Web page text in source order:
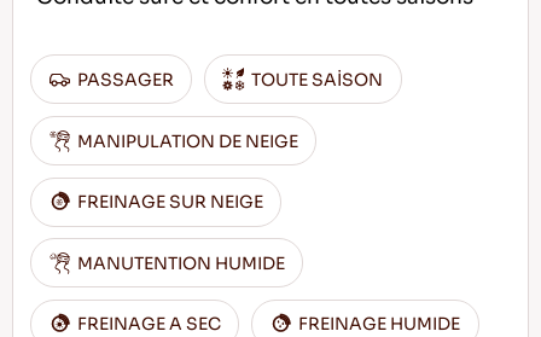
PASSAGER TOUTE SAİSON
MANIPULATION DE NEIGE
FREINAGE SUR NEIGE
MANUTENTION HUMIDE
FREINAGE A SEC FREINAGE HUMIDE